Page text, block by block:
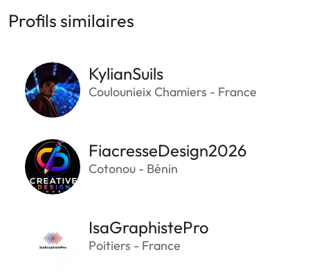
Profils similaires
KylianSuils
Coulounieix Chamiers - France
FiacresseDesign2026
Cotonou - Bénin
IsaGraphistePro
Poitiers - France